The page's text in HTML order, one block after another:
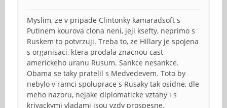
Myslim, ze v pripade Clintonky kamaradsoft s
Putinem kourova clona neni, jeji ksefty, neprimo s
Ruskem to potvrzuji. Treba to, ze Hillary je spojena
s organisaci, ktera prodala znacnou cast
americkeho uranu Rusum. Sankce nesankce.
Obama se taky pratelil s Medvedevem. Toto by
nebylo v ramci spoluprace s Rusaky tak osidne, dle
meho nazoru, nejake diplomaticke vztahy i s
krivackymi vladami jsou vzdy prospesne.